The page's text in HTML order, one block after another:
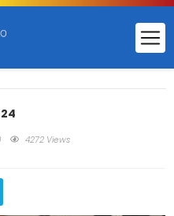
4272 Views